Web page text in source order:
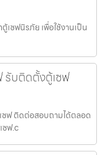
เซฟนิรภัย เพื่อใช้งานเป็น
รับติดตั้งตู้เซฟ
ซฟ ติดต่อสอบถามได้ตลอด
ซฟ.c